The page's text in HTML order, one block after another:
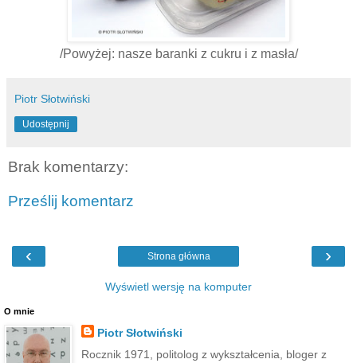
/Powyżej: nasze baranki z cukru i z masła/
Piotr Słotwiński
Udostępnij
Brak komentarzy:
Prześlij komentarz
‹ ›
Strona główna
Wyświetl wersję na komputer
O mnie
Piotr Słotwiński
Rocznik 1971, politolog z wykształcenia, bloger z